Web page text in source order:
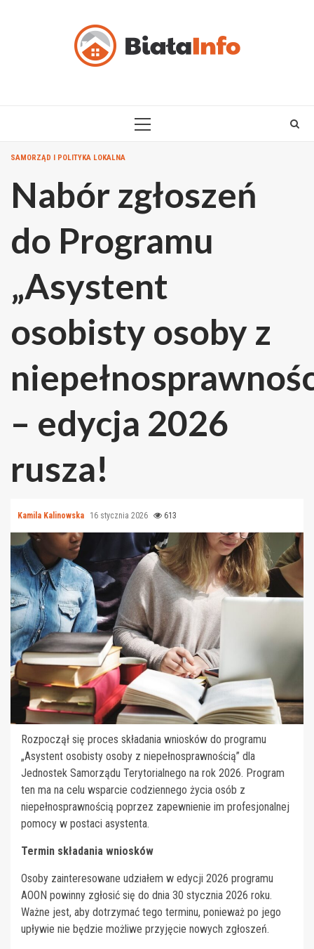
PRIMARY
SAMORZĄD I POLITYKA LOKALNA
Nabór zgłoszeń
do Programu
„Asystent
osobisty osoby z
– edycja 2026
rusza!
Kamila Kalinowska 16 stycznia 2026 613
Rozpoczął się proces składania wniosków do programu
„Asystent osobisty osoby z niepełnosprawnością” dla
Jednostek Samorządu Terytorialnego na rok 2026. Program
ten ma na celu wsparcie codziennego życia osób z
niepełnosprawnością poprzez zapewnienie im profesjonalnej
pomocy w postaci asystenta.
Termin składania wniosków
Osoby zainteresowane udziałem w edycji 2026 programu
AOON powinny zgłosić się do dnia 30 stycznia 2026 roku.
Ważne jest, aby dotrzymać tego terminu, ponieważ po jego
upływie nie będzie możliwe przyjęcie nowych zgłoszeń.